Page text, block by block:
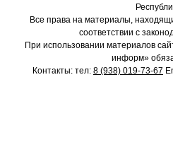
Все права на материалы,
соответствии с
При использовании материалов
информ»
Контакты: тел: 8 (938) 019-73-67